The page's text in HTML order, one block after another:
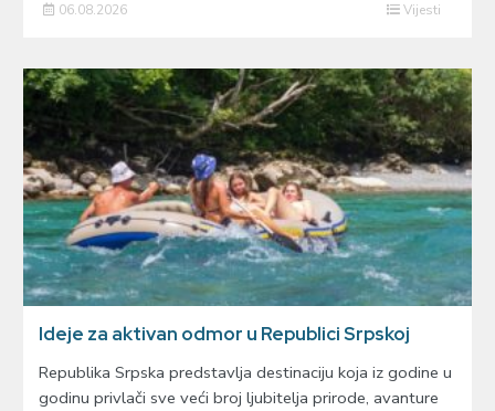
06.08.2026 Vijesti
Ideje za aktivan odmor u Republici Srpskoj
Republika Srpska predstavlja destinaciju koja iz godine u
godinu privlači sve veći broj ljubitelja prirode, avanture